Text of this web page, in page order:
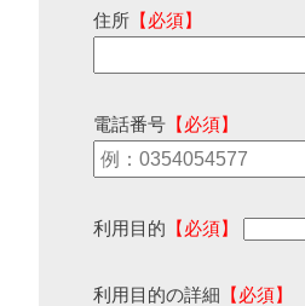
住所 【必須】
電話番号 【必須】
利用目的 【必須】
利用目的の詳細 【必須】